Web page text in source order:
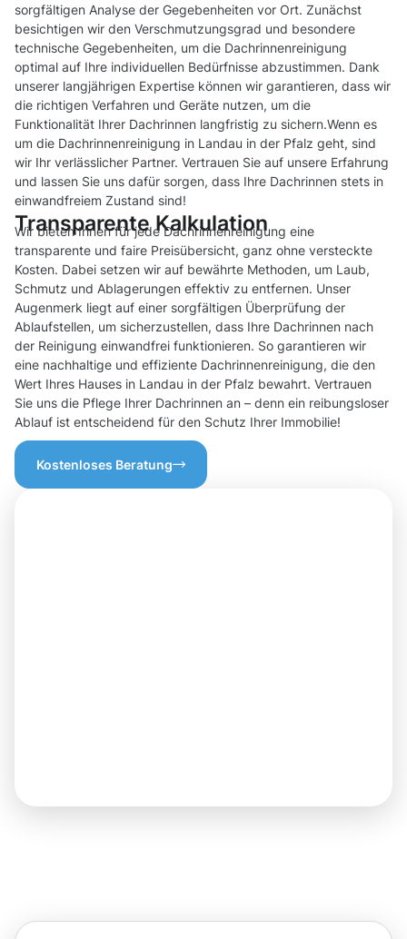
sorgfältigen Analyse der Gegebenheiten vor Ort. Zunächst
besichtigen wir den Verschmutzungsgrad und besondere
technische Gegebenheiten, um die Dachrinnenreinigung
optimal auf Ihre individuellen Bedürfnisse abzustimmen. Dank
unserer langjährigen Expertise können wir garantieren, dass wir
die richtigen Verfahren und Geräte nutzen, um die
Funktionalität Ihrer Dachrinnen langfristig zu sichern.Wenn es
um die Dachrinnenreinigung in Landau in der Pfalz geht, sind
wir Ihr verlässlicher Partner. Vertrauen Sie auf unsere Erfahrung
und lassen Sie uns dafür sorgen, dass Ihre Dachrinnen stets in
einwandfreiem Zustand sind!
Transparente Kalkulation
Wir bieten Ihnen für jede Dachrinnenreinigung eine
transparente und faire Preisübersicht, ganz ohne versteckte
Kosten. Dabei setzen wir auf bewährte Methoden, um Laub,
Schmutz und Ablagerungen effektiv zu entfernen. Unser
Augenmerk liegt auf einer sorgfältigen Überprüfung der
Ablaufstellen, um sicherzustellen, dass Ihre Dachrinnen nach
der Reinigung einwandfrei funktionieren. So garantieren wir
eine nachhaltige und effiziente Dachrinnenreinigung, die den
Wert Ihres Hauses in Landau in der Pfalz bewahrt. Vertrauen
Sie uns die Pflege Ihrer Dachrinnen an – denn ein reibungsloser
Ablauf ist entscheidend für den Schutz Ihrer Immobilie!
Kostenloses Beratung